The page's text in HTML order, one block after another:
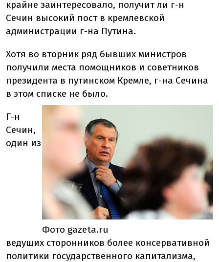
крайне заинтересовало, получит ли г-н
Сечин высокий пост в кремлевской
администрации г-на Путина.
Хотя во вторник ряд бывших министров
получили места помощников и советников
президента в путинском Кремле, г-на Сечина
в этом списке не было.
Фото gazeta.ru
Г-н
Сечин,
один из
ведущих сторонников более консервативной
политики государственного капитализма,